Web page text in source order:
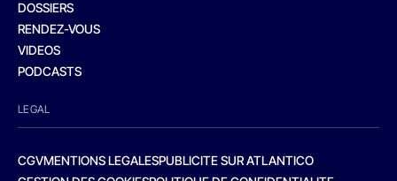
DOSSIERS
RENDEZ-VOUS
VIDEOS
PODCASTS
LEGAL
CGVMENTIONS LEGALESPUBLICITE SUR ATLANTICO